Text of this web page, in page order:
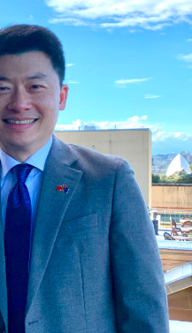
外交部長林佳龍出席《台灣光華雜誌》50週年慶「見證蛻變，分享世界的光華」開幕式，期許數位轉 型迎向下個50年
引領 下一個世代的繁榮
鏈合作
係
簽署